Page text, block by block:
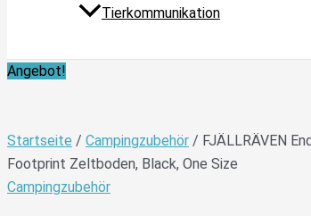
Tierkommunikation
Angebot!
Startseite / Campingzubehör / FJÄLLRÄVEN
Footprint Zeltboden, Black, One Size
Campingzubehör